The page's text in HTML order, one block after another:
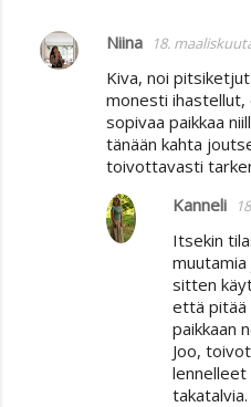
Niina 18.
Kiva, noi
monesti ihastellut,
sopivaa paikkaa
tänään kahta
toivottavasti
Kanneli
Itsekin
muutamia
sitten
että pitää
paikkaan
Joo,
lennelleet